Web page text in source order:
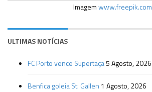
Imagemwww.freepik.com
ULTIMAS NOTÍCIAS
FC Porto vence Supertaça5 Agosto, 2026
Benfica goleia St. Gallen 1 Agosto, 2026